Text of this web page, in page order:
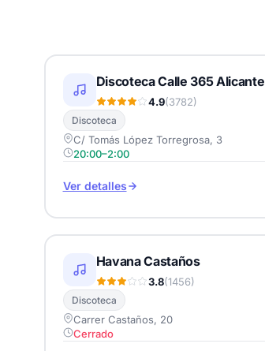
Discoteca Calle 365 Alicante
4.9(3782)
Discoteca
C/ Tomás López Torregrosa, 3
20:00–2:00
Ver detalles
Havana Castaños
3.8(1456)
Discoteca
Carrer Castaños, 20
Cerrado